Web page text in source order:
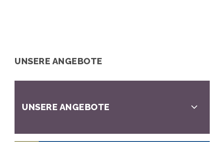
UNSERE ANGEBOTE
UNSERE ANGEBOTE